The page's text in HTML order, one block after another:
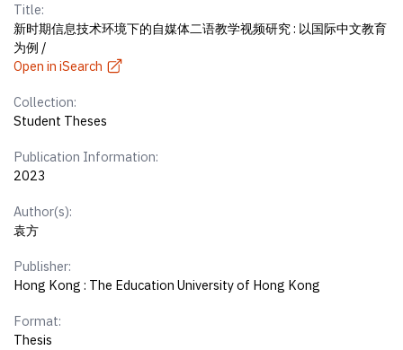
Title:
新时期信息技术环境下的自媒体二语教学视频研究 : 以国际中文教育
为例 /
Open in iSearch
Collection:
Student Theses
Publication Information:
2023
Author(s):
袁方
Publisher:
Hong Kong : The Education University of Hong Kong
Format:
Thesis